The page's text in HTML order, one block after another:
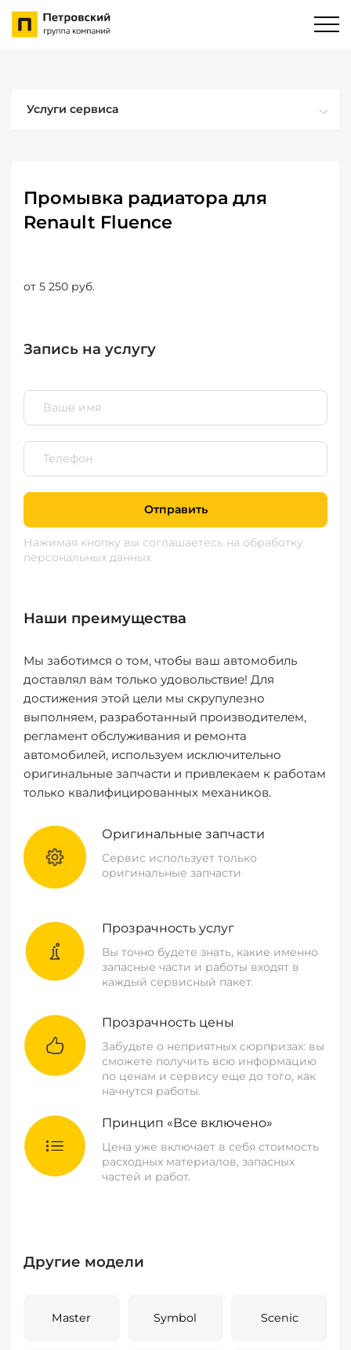
Услуги сервиса
Промывка радиатора для
Renault Fluence
от 5 250 руб.
Запись на услугу
Отправить
Нажимая кнопку вы соглашаетесь на обработку
персональных данных
Наши преимущества
Мы заботимся о том, чтобы ваш автомобиль
доставлял вам только удовольствие! Для
достижения этой цели мы скрупулезно
выполняем, разработанный производителем,
регламент обслуживания и ремонта
автомобилей, используем исключительно
оригинальные запчасти и привлекаем к работам
только квалифицированных механиков.
Оригинальные запчасти
Сервис использует только
оригинальные запчасти
Прозрачность услуг
Вы точно будете знать, какие именно
запасные части и работы входят в
каждый сервисный пакет.
Прозрачность цены
Забудьте о неприятных сюрпризах: вы
сможете получить всю информацию
по ценам и сервису еще до того, как
начнутся работы.
Принцип «Все включено»
Цена уже включает в себя стоимость
расходных материалов, запасных
частей и работ.
Другие модели
Master Symbol Scenic